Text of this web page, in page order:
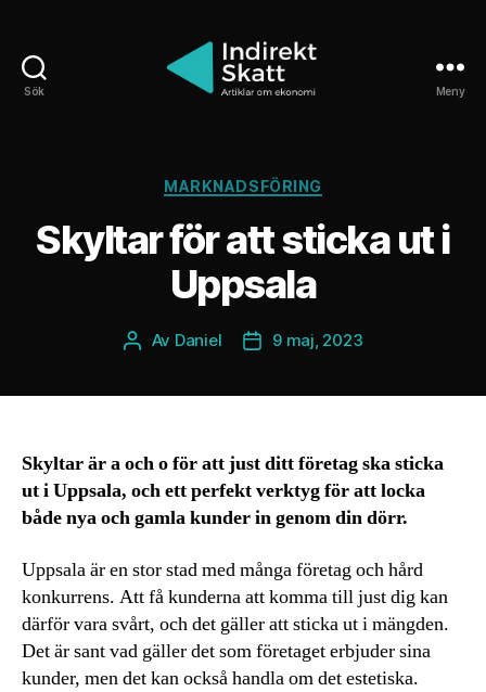
Sök Meny
Kategorier
MARKNADSFÖRING
Skyltar för att sticka ut i
Uppsala
Inläggsförfattare
Av Daniel Inläggsdatum
9 maj, 2023
Skyltar är a och o för att just ditt företag ska sticka
ut i Uppsala, och ett perfekt verktyg för att locka
både nya och gamla kunder in genom din dörr.
Uppsala är en stor stad med många företag och hård
konkurrens. Att få kunderna att komma till just dig kan
därför vara svårt, och det gäller att sticka ut i mängden.
Det är sant vad gäller det som företaget erbjuder sina
kunder, men det kan också handla om det estetiska.